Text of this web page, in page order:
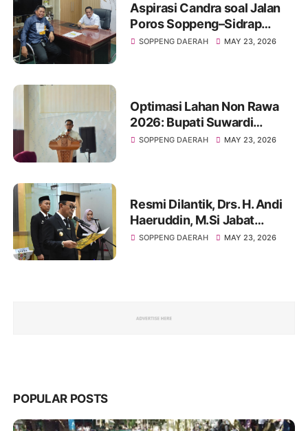
Aspirasi Candra soal Jalan
Poros Soppeng–Sidrap
Berbuah Hasil, Supriadi Arif
SOPPENG DAERAH MAY 23, 2026
Optimasi Lahan Non Rawa
2026: Bupati Suwardi
Haseng Tekankan Ketepatan
Sawah”
SOPPENG DAERAH MAY 23, 2026
Resmi Dilantik, Drs. H. Andi
Haeruddin, M.Si Jabat
Penjabat Sekda Soppeng:
SOPPENG DAERAH MAY 23, 2026
POPULAR POSTS